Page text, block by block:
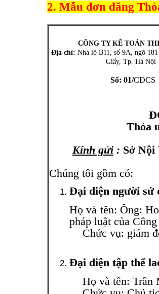
2. Mẫu đơn đăng
CÔNG TY KẾ TOÁN
Địa chỉ: Nhà lô B11, số 9A, ngõ
Giấy, Tp. Hà Nội
Số: 01/CĐCS
Thỏa
Kính gửi : Sở Nội
Chúng tôi gồm có:
Đại diện người sử
Họ và tên: Ông:
pháp luật của
Chức vụ: giám
Đại diện tập thể
Họ và tên: Trần